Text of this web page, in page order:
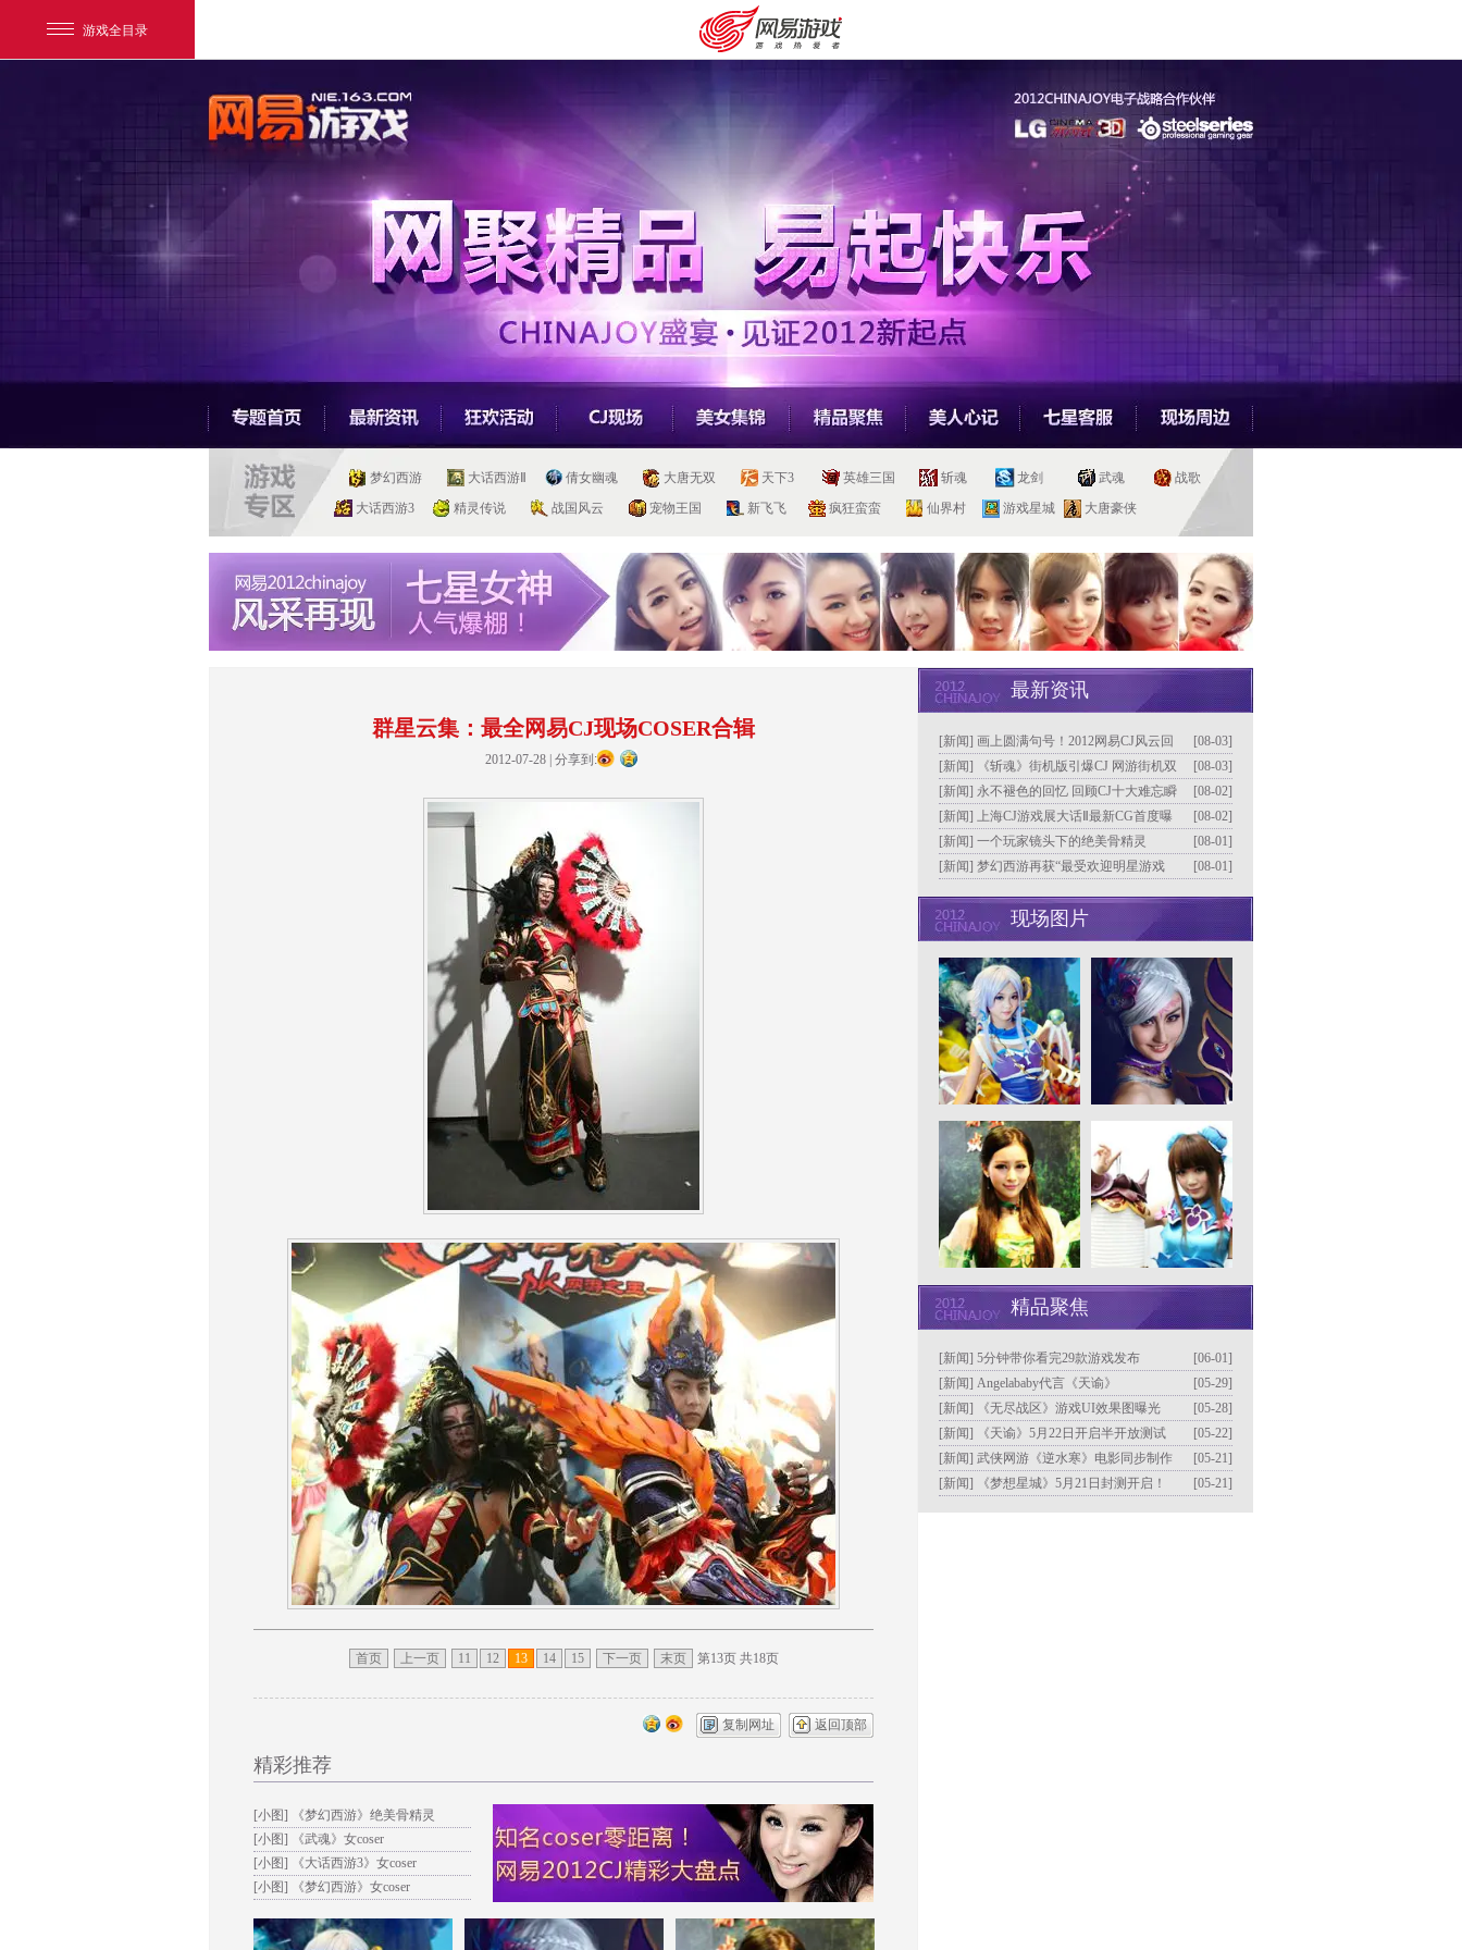
游戏全目录
安卓充值 客服中心
梦幻西游 大话西游Ⅱ 倩女幽魂 大唐无双 天下3 英雄三国 斩魂 龙剑 武魂
战歌
大话西游3
精灵传说 战国风云 宠物王国 新飞飞 疯狂蛮蛮 仙界村 游戏星城 大唐豪侠
群星云集：最全网易CJ现场COSER合辑
2012-07-28| 分享到:
首页 上一页 11 12 13 14 15 下一页 末页 第13页 共18页
复制网址 返回顶部
精彩推荐
[小图]
《梦幻西游》绝美骨精灵
[小图]
《武魂》女coser
[小图]
《大话西游3》女coser
[小图]
《梦幻西游》女coser
最新资讯
[新闻] 画上圆满句号！2012网易CJ风云回
顾
[08-03]
[新闻]
《斩魂》街机版引爆CJ 网游街机双
版本或将同步上市
[08-03]
[新闻] 永不褪色的回忆 回顾CJ十大难忘瞬
间
[08-02]
[新闻] 上海CJ游戏展大话Ⅱ最新CG首度曝
光
[08-02]
[新闻] 一个玩家镜头下的绝美骨精灵
[08-01]
[新闻] 梦幻西游再获“最受欢迎明星游戏
[08-01]
现场图片
精品聚焦
[新闻] 5分钟带你看完29款游戏发布
[06-01]
[新闻] Angelababy代言《天谕》
[05-29]
[新闻]
《无尽战区》游戏UI效果图曝光
[05-28]
[新闻]
《天谕》5月22日开启半开放测试
[05-22]
[新闻] 武侠网游《逆水寒》电影同步制作
[05-21]
[新闻]
《梦想星城》5月21日封测开启！ [05-21]